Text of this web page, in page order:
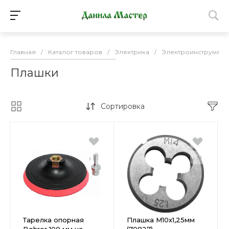
Главная / Каталог товаров / Электрика / Электроинструмент
Плашки
Сортировка
Тарелка опорная
Плашка М10х1,25мм